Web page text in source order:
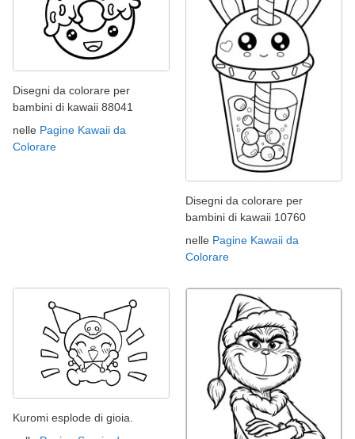
Disegni da colorare per
bambini di kawaii 88041
nelle Pagine Kawaii da
Colorare
Disegni da colorare per
bambini di kawaii 10760
nelle Pagine Kawaii da
Colorare
Kuromi esplode di gioia.